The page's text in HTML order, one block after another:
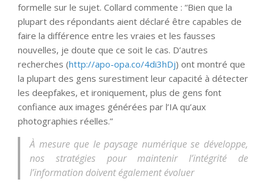
formelle sur le sujet. Collard commente : “Bien que la
plupart des répondants aient déclaré être capables de
faire la différence entre les vraies et les fausses
nouvelles, je doute que ce soit le cas. D’autres
recherches (http://apo-opa.co/4di3hDj) ont montré que
la plupart des gens surestiment leur capacité à détecter
les deepfakes, et ironiquement, plus de gens font
confiance aux images générées par l’IA qu’aux
photographies réelles.”
À mesure que le paysage numérique se développe,
nos stratégies pour maintenir l’intégrité de
l’information doivent également évoluer